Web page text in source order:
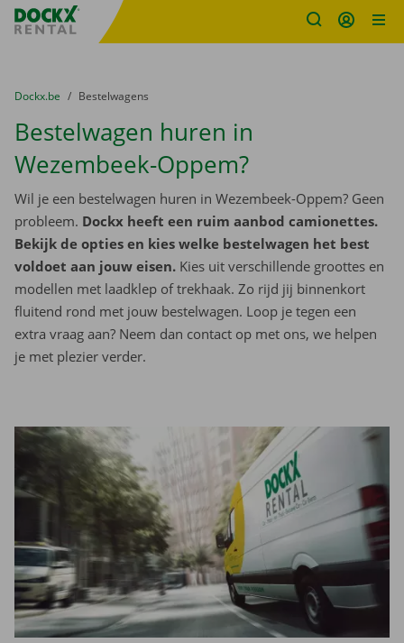
Fratello DEMO
U bevindt zich hier:
van
Dockx.be naar
Bestelwagens
Bestelwagen huren in
Wezembeek-Oppem?
Wil je een bestelwagen huren in Wezembeek-Oppem? Geen
probleem. Dockx heeft een ruim aanbod camionettes.
Bekijk de opties en kies welke bestelwagen het best
voldoet aan jouw eisen. Kies uit verschillende groottes en
modellen met laadklep of trekhaak. Zo rijd jij binnenkort
fluitend rond met jouw bestelwagen. Loop je tegen een
extra vraag aan? Neem dan contact op met ons, we helpen
je met plezier verder.